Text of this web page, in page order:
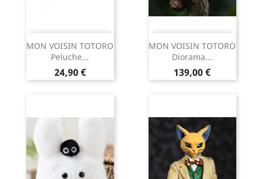
MON VOISIN TOTORO
Peluche...
Prix
24,90 €
MON VOISIN TOTORO
Diorama...
Prix
139,00 €